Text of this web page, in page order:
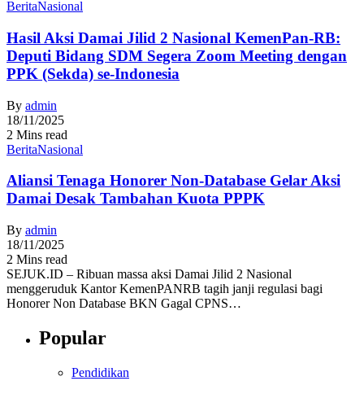
BeritaNasional
Hasil Aksi Damai Jilid 2 Nasional KemenPan-RB:
Deputi Bidang SDM Segera Zoom Meeting dengan
PPK (Sekda) se-Indonesia
By admin
18/11/2025
2 Mins read
BeritaNasional
Aliansi Tenaga Honorer Non-Database Gelar Aksi
Damai Desak Tambahan Kuota PPPK
By admin
18/11/2025
2 Mins read
SEJUK.ID – Ribuan massa aksi Damai Jilid 2 Nasional
menggeruduk Kantor KemenPANRB tagih janji regulasi bagi
Honorer Non Database BKN Gagal CPNS…
Popular
Pendidikan